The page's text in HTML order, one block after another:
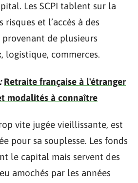
Les SCPI tablent sur la
et l’accès à des
de plusieurs
logistique, commerces.
Retraite française à l'étranger
modalités à connaître
vite jugée vieillissante, est
pour sa souplesse. Les fonds
le capital mais servent des
amochés par les années